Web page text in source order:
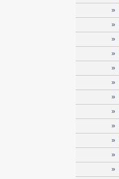
»
»
»
»
»
»
»
»
»
»
»
»